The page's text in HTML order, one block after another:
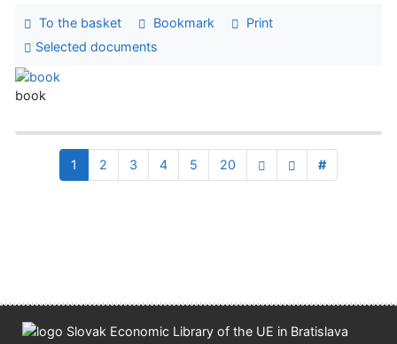
To the basket Bookmark
Print
Selected documents
book
1 2 3 4 5 20 #